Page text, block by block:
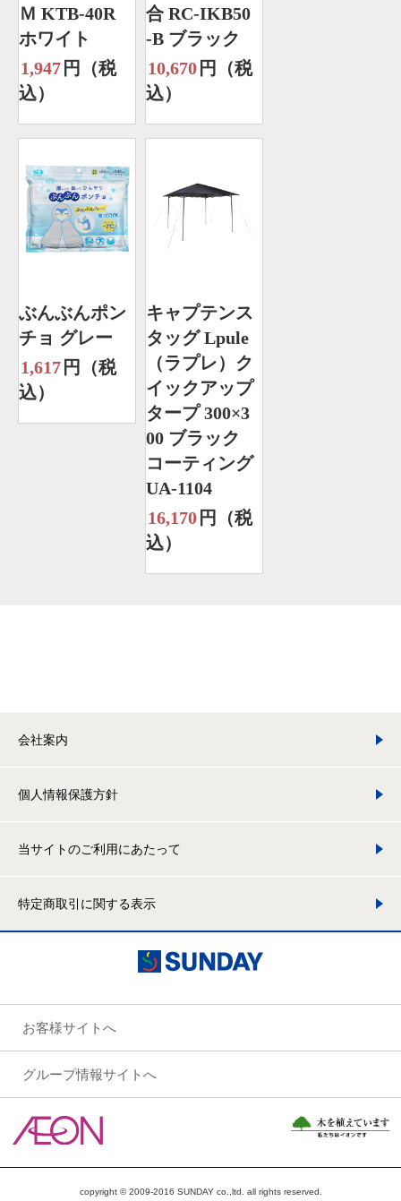
Ｍ KTB-40R
ホワイト
1,947 円（税
込）
合 RC-IKB50
-B ブラック
10,670 円（税
込）
ぶんぶんポン
チョ グレー
1,617 円（税
込）
キャプテンス
タッグ Lpule
（ラプレ）ク
イックアップ
タープ 300×3
00 ブラック
コーティング
UA-1104
16,170 円（税
込）
会社案内
個人情報保護方針
当サイトのご利用にあたって
特定商取引に関する表示
お客様サイトへ
グループ情報サイトへ
copyright © 2009-2016 SUNDAY co.,ltd. all rights reserved.